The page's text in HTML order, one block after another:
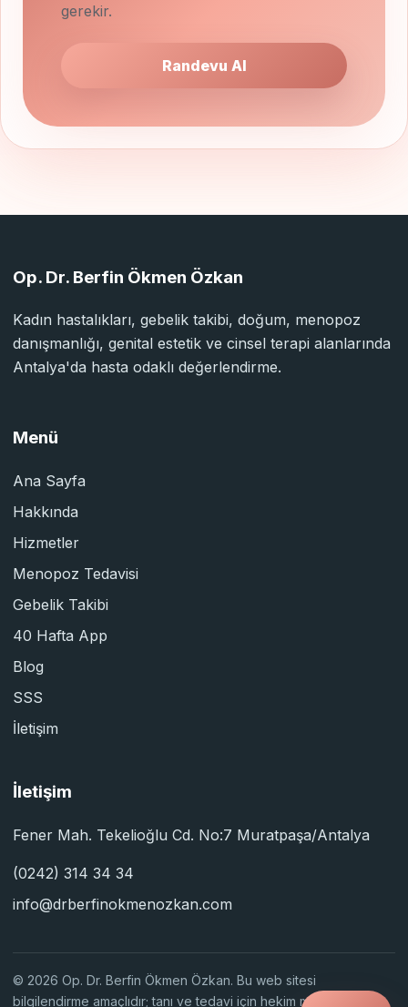
gerekir.
Randevu Al
Op. Dr. Berfin Ökmen Özkan
Kadın hastalıkları, gebelik takibi, doğum, menopoz
danışmanlığı, genital estetik ve cinsel terapi alanlarında
Antalya'da hasta odaklı değerlendirme.
Menü
Ana Sayfa
Hakkında
Hizmetler
Menopoz Tedavisi
Gebelik Takibi
40 Hafta App
Blog
SSS
İletişim
İletişim
Fener Mah. Tekelioğlu Cd. No:7 Muratpaşa/Antalya
(0242) 314 34 34
info@drberfinokmenozkan.com
© 2026 Op. Dr. Berfin Ökmen Özkan. Bu web sitesi
bilgilendirme amaçlıdır; tanı ve tedavi için hekim muayenesi